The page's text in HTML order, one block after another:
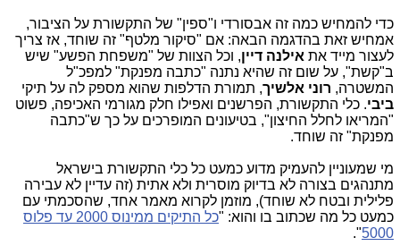
כדי להמחיש כמה זה אבסורדי ו"ספין" של התקשורת על הציבור,
אמחיש זאת בהדגמה הבאה: אם "סיקור מלטף" זה שוחד, אז צריך
לעצור מייד את אילנה דיין, וכל הצוות של "משפחת הפשע" שיש
ב"קשת", על שום זה שהיא נתנה "כתבה מפנקת" למפכ"ל
המשטרה, רוני אלשיך, תמורת הדלפות שהוא מספק לה על תיקי
ביבי. כלי התקשורת, הפרשנים ואפילו חלק מגורמי האכיפה, פשוט
"המריאו לחלל החיצון", בטיעונים המופרכים על כך ש"כתבה
מפנקת" זה שוחד.
מי שמעוניין להעמיק מדוע כמעט כל כלי התקשורת בישראל
מתנהגים בצורה לא בדיוק מוסרית ולא אתית (זה עדיין לא עבירה
פלילית ובטח לא שוחד), מוזמן לקרוא מאמר אחד, שהסכמתי עם
כמעט כל מה שכתוב בו והוא: "
כל התיקים ממינוס 2000 עד פלוס
5000
".